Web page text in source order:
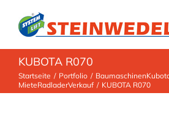
Inhalt
springen
KUBOTA R070
Startseite Portfolio Baumaschinen
MieteRadladerVerkauf KUBOTA R070